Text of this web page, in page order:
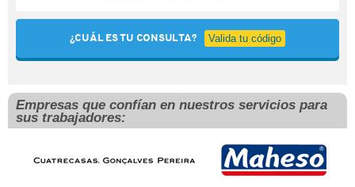
¿CUÁL ES TU CONSULTA? Valida tu código
Empresas que confían en nuestros servicios para
sus trabajadores: